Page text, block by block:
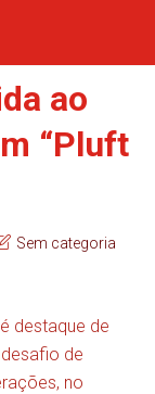
ao
“Pluft
Sem categoria
destaque de
de
no